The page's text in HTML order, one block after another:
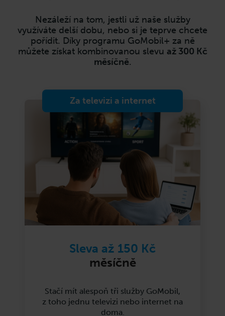
Nezáleží na tom, jestli už naše služby
využíváte delší dobu, nebo si je teprve chcete
pořídit. Díky programu GoMobil+ za ně
můžete získat kombinovanou slevu až 300 Kč
měsíčně.
Za televizi a internet
Sleva až 150 Kč
měsíčně
Stačí mít alespoň tři služby GoMobil,
z toho jednu televizi nebo internet na
doma.